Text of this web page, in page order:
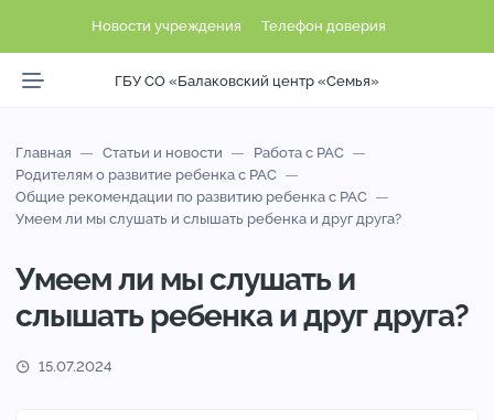
Новости учреждения Телефон доверия
ГБУ СО «Балаковский центр «Семья»
Главная Статьи и новости
Работа с РАС
Родителям о развитие ребенка с РАС
Общие рекомендации по развитию ребенка с РАС
Умеем ли мы слушать и слышать ребенка и друг друга?
Умеем ли мы слушать и
слышать ребенка и друг друга?
15.07.2024